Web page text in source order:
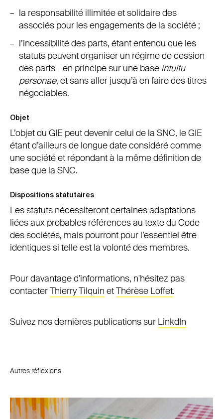
la responsabilité illimitée et solidaire des
associés pour les engagements de la société ;
l’incessibilité des parts, étant entendu que les
statuts peuvent organiser un régime de cession
des parts - en principe sur une base intuitu
personae, et sans aller jusqu’à en faire des titres
négociables.
Objet
L’objet du GIE peut devenir celui de la SNC, le GIE
étant d’ailleurs de longue date considéré comme
une société et répondant à la même définition de
base que la SNC.
Dispositions statutaires
Les statuts nécessiteront certaines adaptations
liées aux probables références au texte du Code
des sociétés, mais pourront pour l’essentiel être
identiques si telle est la volonté des membres.
Pour davantage d'informations, n'hésitez pas
contacterThierry Tilquin etThérèse Loffet.
Suivez nos dernières publications sur LinkdIn
Autres réflexions